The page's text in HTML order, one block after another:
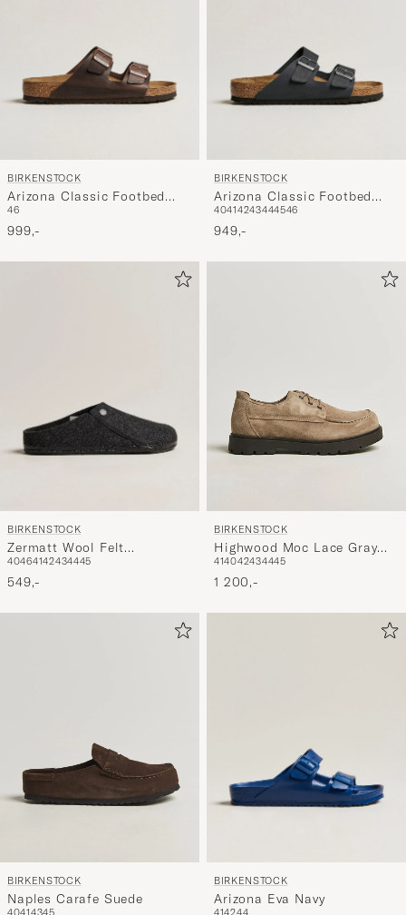
BIRKENSTOCK
Arizona Classic Footbed
Habana Oiled Leather
46
999,-
BIRKENSTOCK
Arizona Classic Footbed
Black Oiled Leather
40414243444546
949,-
BIRKENSTOCK
Zermatt Wool Felt
Anthracite
40464142434445
549,-
BIRKENSTOCK
Highwood Moc Lace Gray
Taupe Suede
414042434445
1 200,-
BIRKENSTOCK
Naples Carafe Suede
BIRKENSTOCK
Arizona Eva Navy